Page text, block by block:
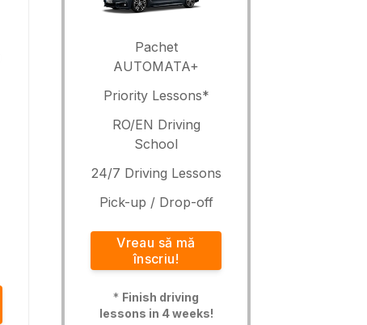
Pachet
AUTOMATA+
Priority Lessons*
RO/EN Driving
School
24/7 Driving Lessons
Pick-up / Drop-off
Vreau să mă
înscriu!
* Finish driving
lessons in 4 weeks!